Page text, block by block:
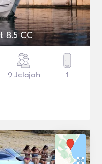
8.5 CC
9 Jelajah 1